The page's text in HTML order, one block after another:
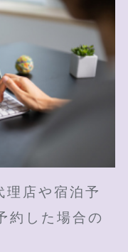
理店や宿泊予
約した場合の